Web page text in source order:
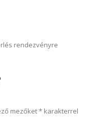
rendezvényre
mezőket* karakterrel